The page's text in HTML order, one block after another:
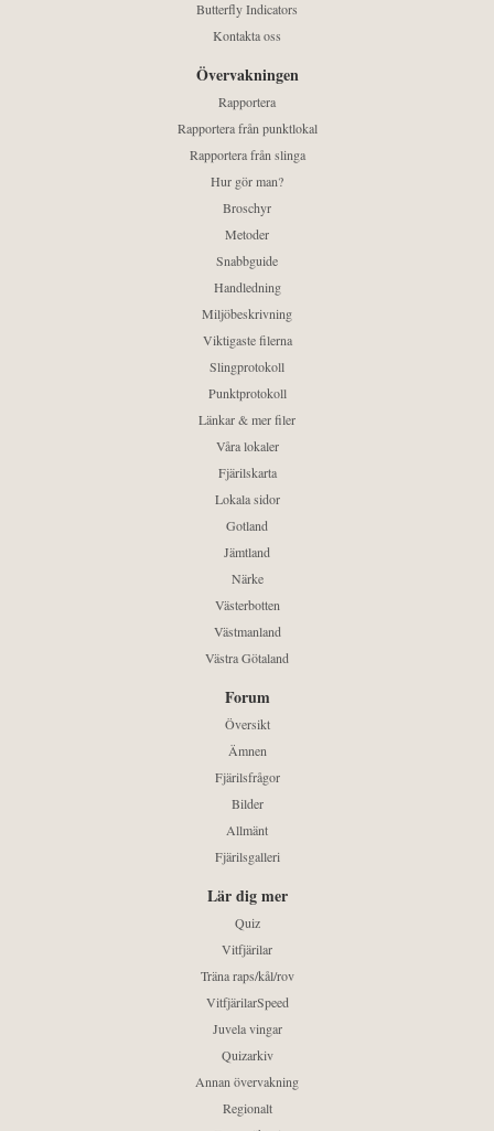
Butterfly Indicators
Kontakta oss
Övervakningen
Rapportera
Rapportera från punktlokal
Rapportera från slinga
Hur gör man?
Broschyr
Metoder
Snabbguide
Handledning
Miljöbeskrivning
Viktigaste filerna
Slingprotokoll
Punktprotokoll
Länkar & mer filer
Våra lokaler
Fjärilskarta
Lokala sidor
Gotland
Jämtland
Närke
Västerbotten
Västmanland
Västra Götaland
Forum
Översikt
Ämnen
Fjärilsfrågor
Bilder
Allmänt
Fjärilsgalleri
Lär dig mer
Quiz
Vitfjärilar
Träna raps/kål/rov
VitfjärilarSpeed
Juvela vingar
Quizarkiv
Annan övervakning
Regionalt